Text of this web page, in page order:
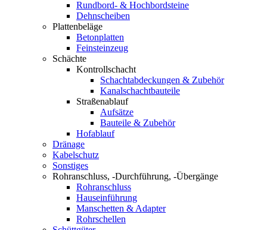
Rundbord- & Hochbordsteine
Dehnscheiben
Plattenbeläge
Betonplatten
Feinsteinzeug
Schächte
Kontrollschacht
Schachtabdeckungen & Zubehör
Kanalschachtbauteile
Straßenablauf
Aufsätze
Bauteile & Zubehör
Hofablauf
Dränage
Kabelschutz
Sonstiges
Rohranschluss, -Durchführung, -Übergänge
Rohranschluss
Hauseinführung
Manschetten & Adapter
Rohrschellen